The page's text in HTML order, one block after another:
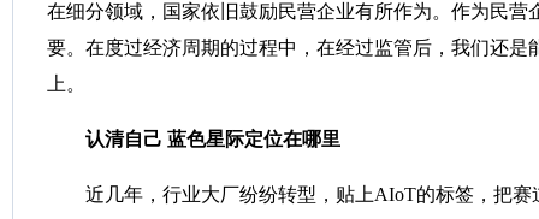
在细分领域，国家依旧鼓励民营企业有所作为。作为民营
要。在度过经济周期的过程中，在经过监管后，我们还是
上。
认清自己 蓝色星际定位在哪里
近几年，行业大厂纷纷转型，贴上AIoT的标签，把